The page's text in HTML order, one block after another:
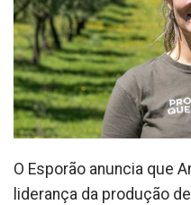
O Esporão anuncia que
liderança da produção